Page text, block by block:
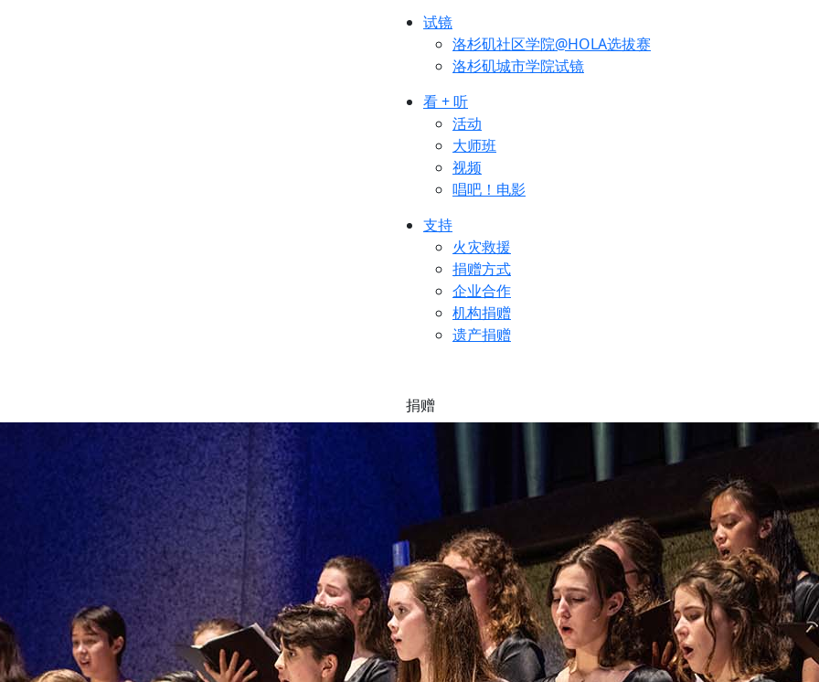
试镜
洛杉矶社区学院@HOLA选拔赛
洛杉矶城市学院试镜
看 + 听
活动
大师班
视频
唱吧！电影
支持
火灾救援
捐赠方式
企业合作
机构捐赠
遗产捐赠
捐赠